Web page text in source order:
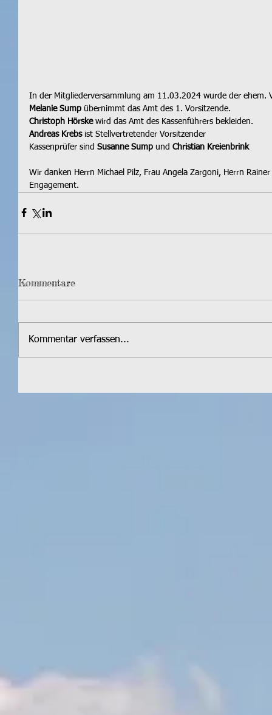
In der Mitgliederversammlung am 11.03.2024 wurde der ehem.
Melanie Sump übernimmt das Amt des 1. Vorsitzende.
Christoph Hörske wird das Amt des Kassenführers bekleiden.
Andreas Krebs ist Stellvertretender Vorsitzender
Kassenprüfer sind Susanne Sump und Christian Kreienbrink
Wir danken Herrn Michael Pilz, Frau Angela Zargoni, Herrn
Engagement.
Kommentare
Kommentar verfassen...